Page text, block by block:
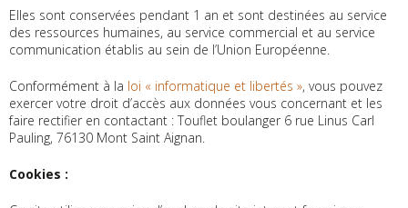
Elles sont conservées pendant 1 an et sont destinées au service
des ressources humaines, au service commercial et au service
communication établis au sein de l’Union Européenne.
Conformément à la loi « informatique et libertés », vous pouvez
exercer votre droit d’accès aux données vous concernant et les
faire rectifier en contactant : Touflet boulanger 6 rue Linus Carl
Pauling, 76130 Mont Saint Aignan.
Cookies :